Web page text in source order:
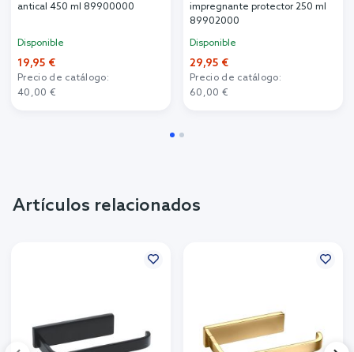
antical 450 ml 89900000
Disponible
19,95 €
Precio de catálogo:
40,00 €
impregnante protector 250 ml
89902000
Disponible
29,95 €
Precio de catálogo:
60,00 €
Artículos relacionados